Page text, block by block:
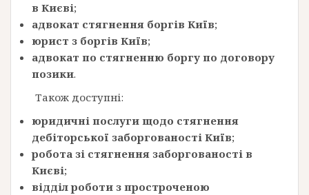
в Києві;
адвокат стягнення боргів Київ;
юрист з боргів Київ;
адвокат по стягненню боргу по договору
позики.
Також доступні:
юридичні послуги щодо стягнення
дебіторської заборгованості Київ;
робота зі стягнення заборгованості в
Києві;
відділ роботи з простроченою